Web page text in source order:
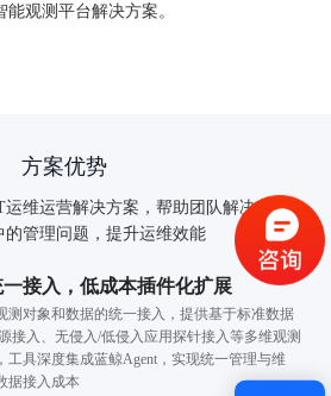
观测平台解决方案。
方案优势
维运营解决方案，帮助团队解决IT
的管理问题，提升运维效能
接入，低成本插件化扩展
测对象和数据的统一接入，提供基于标准数据
接入、无侵入/低侵入应用探针接入等多维观测
工具深度集成蓝鲸Agent，实现统一管理与维
据接入成本
获取验证码
登录